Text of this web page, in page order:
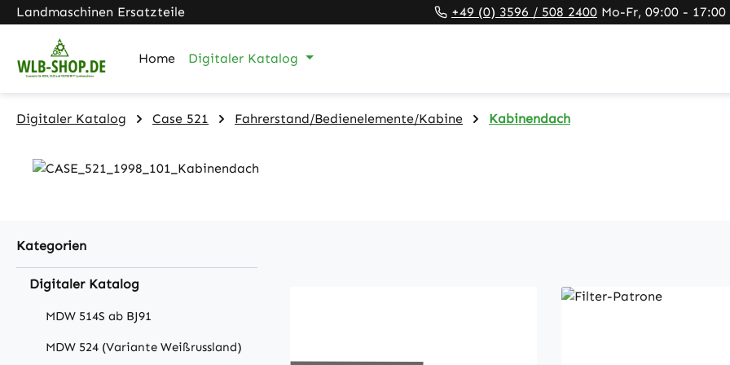
Hauptinhalt springen
Zur Suche springen
Zur Hauptnavigation springen
Landmaschinen Ersatzteile +49 (0) 3596 / 508 2400 Mo-Fr, 09:00 - 17:00
Home Digitaler Katalog
Digitaler Katalog Case 521 Fahrerstand/Bedienelemente/Kabine Kabinendach
Kategorien
Digitaler Katalog
MDW 514S ab BJ91
MDW 524 (Variante Weißrussland)